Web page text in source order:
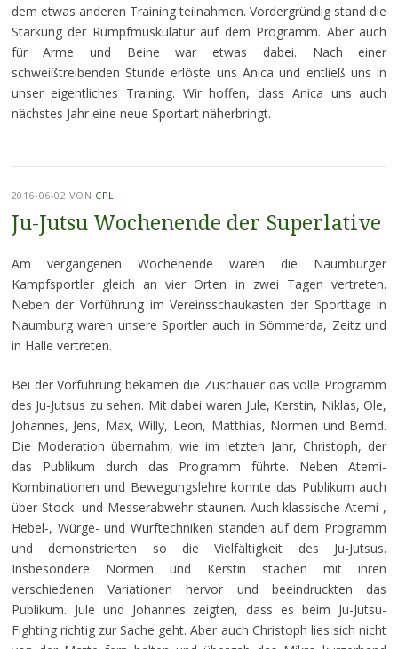
dem etwas anderen Training teilnahmen. Vordergründig stand die
Stärkung der Rumpfmuskulatur auf dem Programm. Aber auch
für Arme und Beine war etwas dabei. Nach einer
schweißtreibenden Stunde erlöste uns Anica und entließ uns in
unser eigentliches Training. Wir hoffen, dass Anica uns auch
nächstes Jahr eine neue Sportart näherbringt.
2016-06-02 VON CPL
Ju-Jutsu Wochenende der Superlative
Am vergangenen Wochenende waren die Naumburger
Kampfsportler gleich an vier Orten in zwei Tagen vertreten.
Neben der Vorführung im Vereinsschaukasten der Sporttage in
Naumburg waren unsere Sportler auch in Sömmerda, Zeitz und
in Halle vertreten.
Bei der Vorführung bekamen die Zuschauer das volle Programm
des Ju-Jutsus zu sehen. Mit dabei waren Jule, Kerstin, Niklas, Ole,
Johannes, Jens, Max, Willy, Leon, Matthias, Normen und Bernd.
Die Moderation übernahm, wie im letzten Jahr, Christoph, der
das Publikum durch das Programm führte. Neben Atemi-
Kombinationen und Bewegungslehre konnte das Publikum auch
über Stock- und Messerabwehr staunen. Auch klassische Atemi-,
Hebel-, Würge- und Wurftechniken standen auf dem Programm
und demonstrierten so die Vielfältigkeit des Ju-Jutsus.
Insbesondere Normen und Kerstin stachen mit ihren
verschiedenen Variationen hervor und beeindruckten das
Publikum. Jule und Johannes zeigten, dass es beim Ju-Jutsu-
Fighting richtig zur Sache geht. Aber auch Christoph lies sich nicht